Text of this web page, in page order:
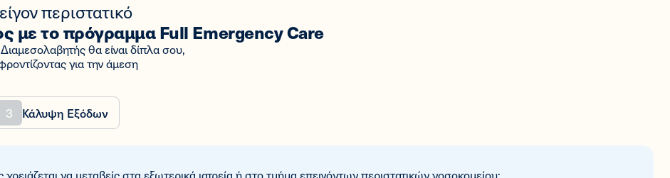
περιστατικό
με το πρόγραμμα Full Emergency Care
θα είναι δίπλα σου,
για την άμεση
3 Κάλυψη Εξόδων
να μεταβείς στα εξωτερικά ιατρεία ή στο τμήμα επειγόντων περιστατικών νοσοκομείου: